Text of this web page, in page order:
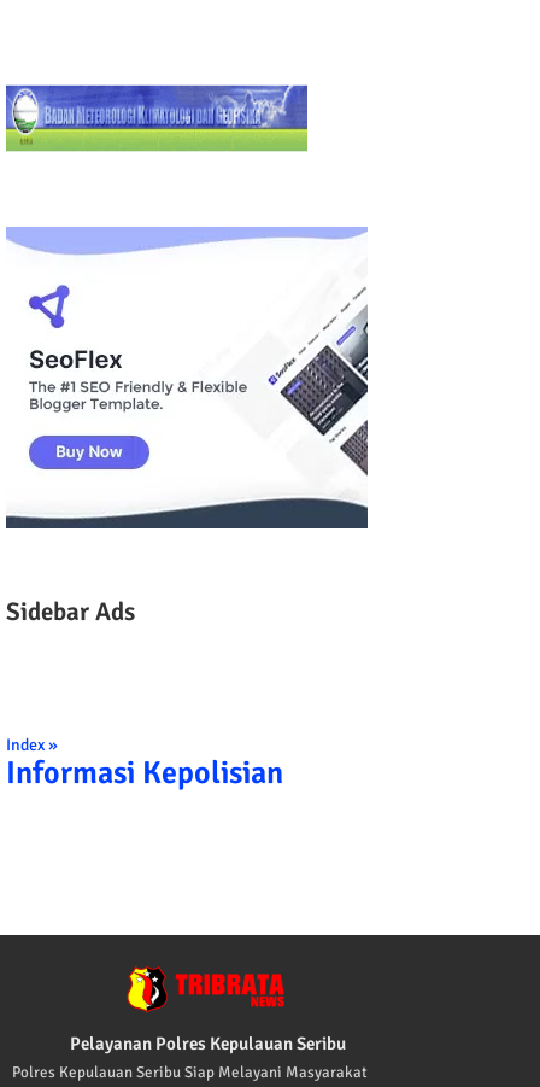
Sidebar Ads
Index »
Informasi Kepolisian
Pelayanan Polres Kepulauan Seribu
Polres Kepulauan Seribu Siap Melayani Masyarakat